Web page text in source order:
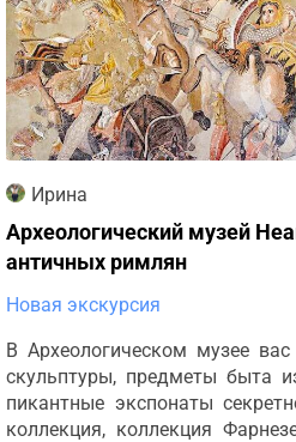
Ирина
Археологический музей
античных римлян
Новая экскурсия
В Археологическом музее
скульптуры, предметы быта
пикантные экспонаты
коллекция, коллекция